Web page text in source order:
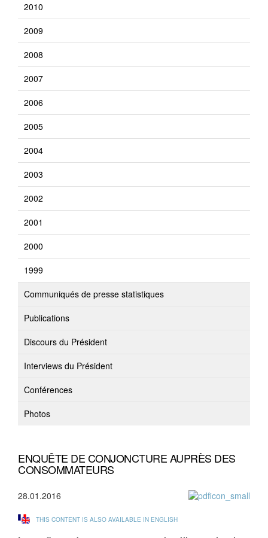
2010
2009
2008
2007
2006
2005
2004
2003
2002
2001
2000
1999
Communiqués de presse statistiques
Publications
Discours du Président
Interviews du Président
Conférences
Photos
ENQUÊTE DE CONJONCTURE AUPRÈS DES
CONSOMMATEURS
28.01.2016
THIS CONTENT IS ALSO AVAILABLE IN ENGLISH